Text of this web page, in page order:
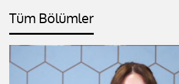
Tüm Bölümler